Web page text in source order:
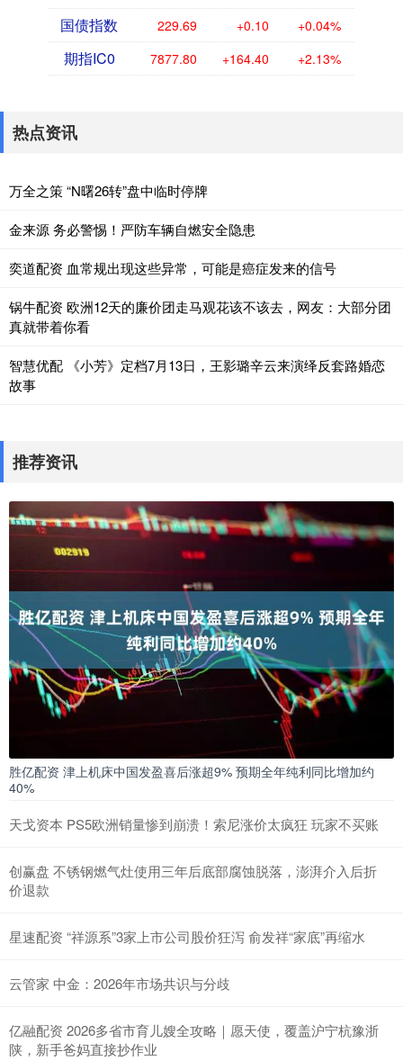
国债指数 229.69 +0.10 +0.04%
期指IC0 7877.80 +164.40 +2.13%
热点资讯
万全之策 “N曙26转”盘中临时停牌
金来源 务必警惕！严防车辆自燃安全隐患
奕道配资 血常规出现这些异常，可能是癌症发来的信号
锅牛配资 欧洲12天的廉价团走马观花该不该去，网友：大部分团
真就带着你看
智慧优配 《小芳》定档7月13日，王影璐辛云来演绎反套路婚恋
故事
推荐资讯
胜亿配资 津上机床中国发盈喜后涨超9% 预期全年纯利同比增加约
40%
天戈资本 PS5欧洲销量惨到崩溃！索尼涨价太疯狂 玩家不买账
创赢盘 不锈钢燃气灶使用三年后底部腐蚀脱落，澎湃介入后折
价退款
星速配资 “祥源系”3家上市公司股价狂泻 俞发祥“家底”再缩水
云管家 中金：2026年市场共识与分歧
亿融配资 2026多省市育儿嫂全攻略｜愿天使，覆盖沪宁杭豫浙
陕，新手爸妈直接抄作业